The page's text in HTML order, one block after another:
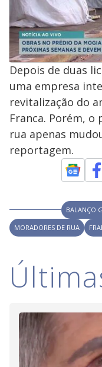
Depois de duas
uma empresa
revitalização do
Franca. Porém,
rua apenas
reportagem.
BALANÇO
MORADORES DE RUA